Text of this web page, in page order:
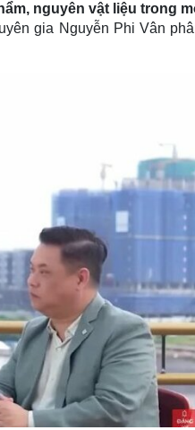
nguyên vật liệu trong
gia Nguyễn Phi Vân